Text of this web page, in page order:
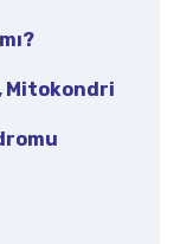
Mitokondri